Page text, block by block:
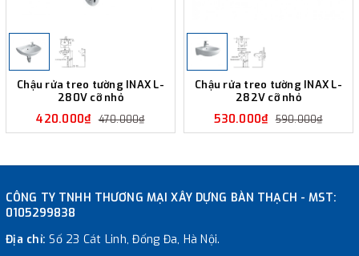
Chậu rửa treo tường INAX L-
280V cỡ nhỏ
420.000₫ 470.000₫
Chậu rửa treo tường INAX L-
282V cỡ nhỏ
530.000₫ 590.000₫
CÔNG TY TNHH THƯƠNG MẠI XÂY DỰNG BÀN THẠCH - MST:
0105299838
Địa chỉ:Số 23 Cát Linh, Đống Đa, Hà Nội.